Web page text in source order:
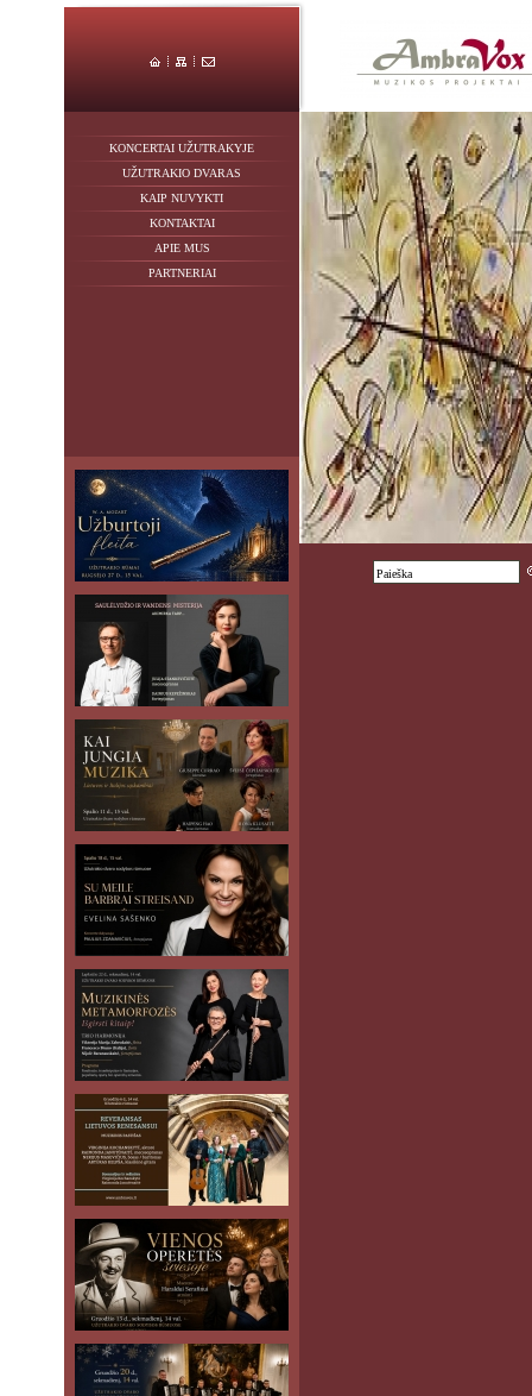
KONCERTAI UŽUTRAKYJE
UŽUTRAKIO DVARAS
KAIP NUVYKTI
KONTAKTAI
APIE MUS
PARTNERIAI